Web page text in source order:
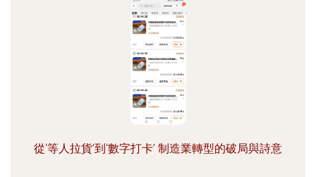
從‘等人拉貨’到‘數字打卡’ 制造業轉型的破局與詩意